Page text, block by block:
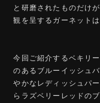
と研磨されたものだけ
観を呈するガーネット
今回ご紹介するベキリ
のあるブルーイッシュ
やかなレディッシュパ
らラズベリーレッドの